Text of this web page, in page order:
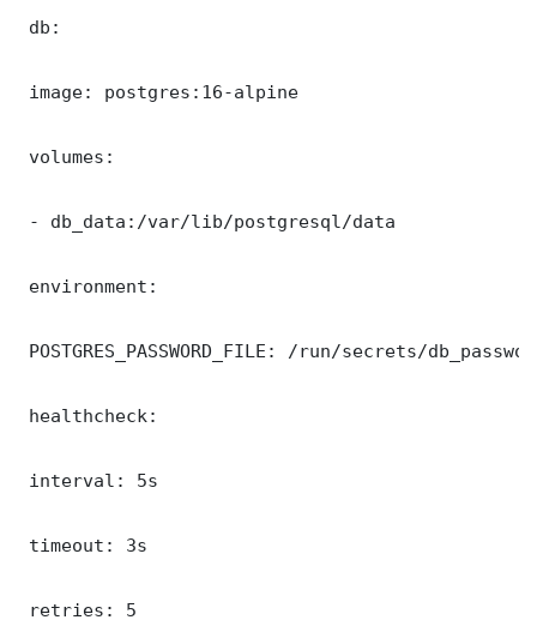
db:
image: postgres:16-alpine
volumes:
- db_data:/var/lib/postgresql/data
environment:
POSTGRES_PASSWORD_FILE: /run/secrets/
healthcheck:
interval: 5s
timeout: 3s
retries: 5